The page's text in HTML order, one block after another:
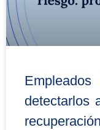
detectarlos
recuperación